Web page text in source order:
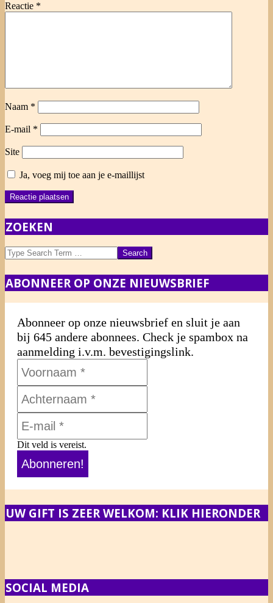
Reactie *
Naam *
E-mail *
Site
Ja, voeg mij toe aan je e-maillijst
ZOEKEN
Search
ABONNEER OP ONZE NIEUWSBRIEF
Abonneer op onze nieuwsbrief en sluit je aan
bij 645 andere abonnees. Check je spambox na
aanmelding i.v.m. bevestigingslink.
Dit veld is vereist.
UW GIFT IS ZEER WELKOM: KLIK HIERONDER
SOCIAL MEDIA